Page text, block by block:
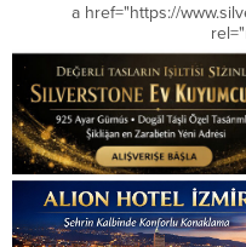
a href="https://